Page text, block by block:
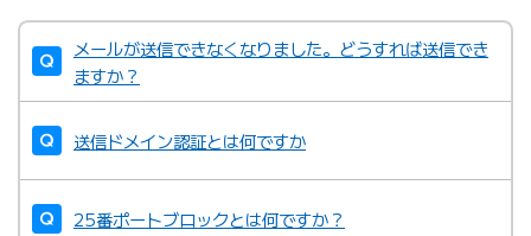
メールが送信できなくなりました。どうすれば送信でき
ますか？
送信ドメイン認証とは何ですか
25番ポートブロックとは何ですか？